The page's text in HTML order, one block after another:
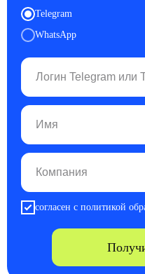
Telegram
WhatsApp
согласен с политикой